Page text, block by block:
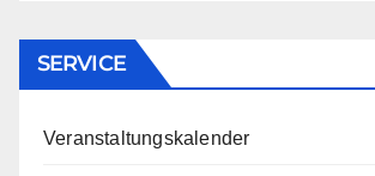
SERVICE
Veranstaltungskalender